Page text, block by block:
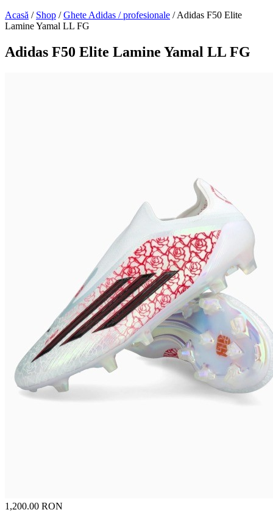
Acasă / Shop /Ghete Adidas / profesionale / Adidas F50 Elite
Lamine Yamal LL FG
Adidas F50 Elite Lamine Yamal LL FG
1,200.00 RON